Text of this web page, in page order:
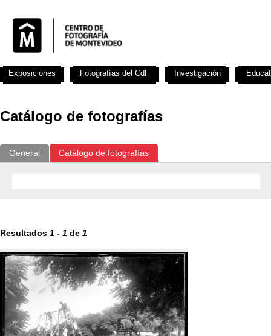
Catálogo de fotografías
General Catálogo de fotografías
Resultados 1 - 1 de 1
Exposiciones Fotografías del CdF Investigación